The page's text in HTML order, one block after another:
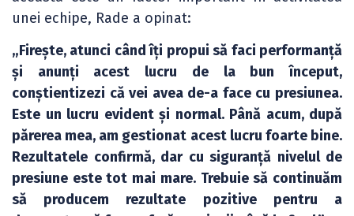
unei echipe, Rade a opinat:
„Firește, atunci când îți propui să faci performanță
și anunți acest lucru de la bun început,
conștientizezi că vei avea de-a face cu presiunea.
Este un lucru evident și normal. Până acum, după
părerea mea, am gestionat acest lucru foarte bine.
Rezultatele confirmă, dar cu siguranță nivelul de
presiune este tot mai mare. Trebuie să continuăm
să producem rezultate pozitive pentru a